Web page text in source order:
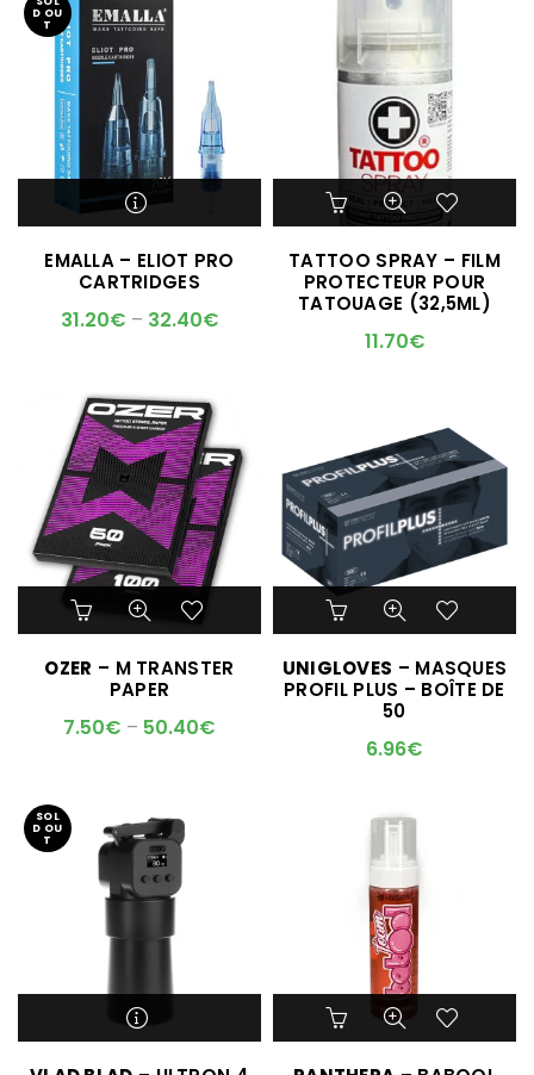
D OU
T
plusieurs
variations.
Les
options
choisies
sur
la
page
du
produit
M'ALERTER QUAND
L'ARTICLE SERA DISPO !
EMALLA – ELIOT PRO
CARTRIDGES
31.20€ – 32.40€
TATTOO SPRAY – FILM
PROTECTEUR POUR
TATOUAGE (32,5ML)
11.70€
Ce
produit
plusieurs
variations.
Les
options
choisies
sur
la
page
du
produit
OZER – M TRANSTER
PAPER
7.50€ – 50.40€
UNIGLOVES – MASQUES
PROFIL PLUS – BOÎTE DE
50
6.96€
SOL
D OU
T
M'ALERTER QUAND